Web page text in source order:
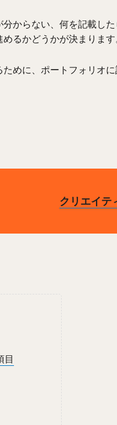
からない、何を記載し
るかどうかが決まります
めに、ポートフォリオ
クリエイテ
目